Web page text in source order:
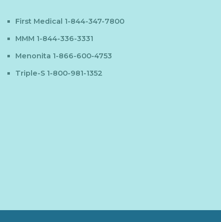
First Medical 1-844-347-7800
MMM 1-844-336-3331
Menonita 1-866-600-4753
Triple-S 1-800-981-1352